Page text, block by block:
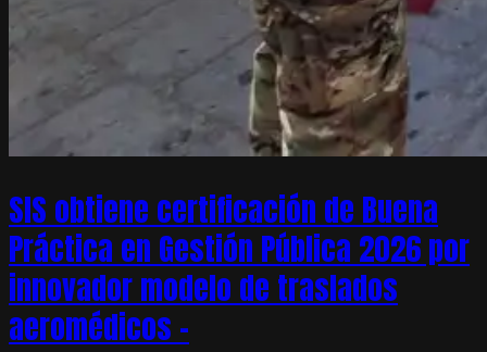
SIS obtiene certificación de Buena
Práctica en Gestión Pública 2026 por
innovador modelo de traslados
aeromédicos –